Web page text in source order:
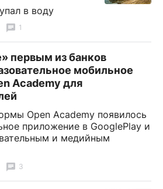
в воду
1
первым из банков
мобильное
Academy для
Open Academy появилось
приложение в GooglePlay и
и медийным
3